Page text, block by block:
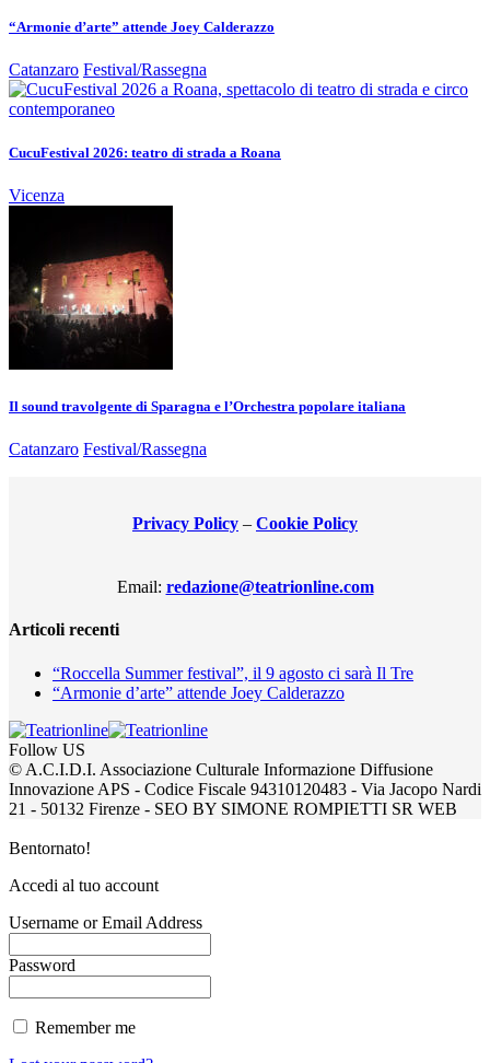
“Armonie d’arte” attende Joey Calderazzo
Catanzaro Festival/Rassegna
CucuFestival 2026: teatro di strada a Roana
Vicenza
Il sound travolgente di Sparagna e l’Orchestra popolare italiana
Catanzaro Festival/Rassegna
Privacy Policy – Cookie Policy
Email: redazione@teatrionline.com
Articoli recenti
“Roccella Summer festival”, il 9 agosto ci sarà Il Tre
“Armonie d’arte” attende Joey Calderazzo
Follow US
© A.C.I.D.I. Associazione Culturale Informazione Diffusione
Innovazione APS - Codice Fiscale 94310120483 - Via Jacopo Nardi
21 - 50132 Firenze - SEO BY SIMONE ROMPIETTI SR WEB
Bentornato!
Accedi al tuo account
Username or Email Address
Password
Remember me